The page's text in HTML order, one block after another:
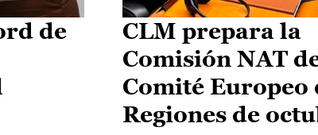
de
CLM prepara la
Comisión NAT
Comité Europeo
Regiones de